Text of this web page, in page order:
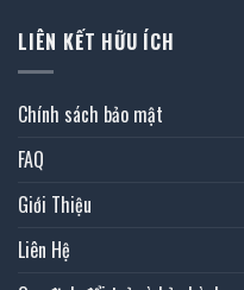
LIÊN KẾT HỮU ÍCH
Chính sách bảo mật
FAQ
Giới Thiệu
Liên Hệ